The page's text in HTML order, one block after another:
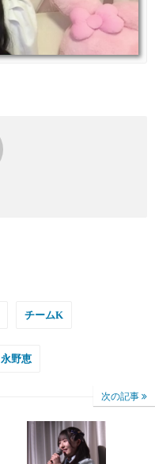
チームK
永野恵
次の記事